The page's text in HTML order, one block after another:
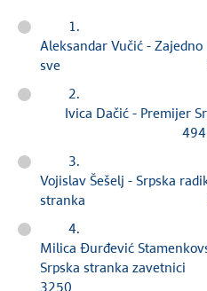
Aleksandar Vučić - Zajedno
sve
Ivica Dačić -
3.
Vojislav Šešelj - Srpska
stranka
Milica Đurđević
Srpska stranka
3250